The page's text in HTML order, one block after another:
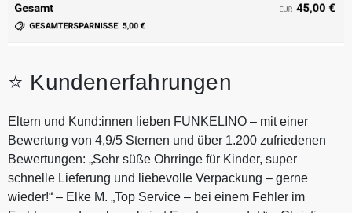
⭐ Kundenerfahrungen
Eltern und Kund:innen lieben FUNKELINO – mit einer
Bewertung von 4,9/5 Sternen und über 1.200 zufriedenen
Bewertungen: „Sehr süße Ohrringe für Kinder, super
schnelle Lieferung und liebevolle Verpackung – gerne
wieder!“ – Elke M. „Top Service – bei einem Fehler im